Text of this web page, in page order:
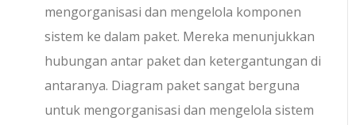
mengorganisasi dan mengelola komponen
sistem ke dalam paket. Mereka menunjukkan
hubungan antar paket dan ketergantungan di
antaranya. Diagram paket sangat berguna
untuk mengorganisasi dan mengelola sistem